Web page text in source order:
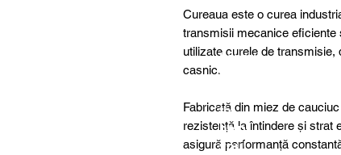
Cureaua este o curea
transmisii mecanice eficiente
utilizate curele de transmisie,
casnic.
Fabricată din miez de
rezistență la întindere și strat
asigură performanță
cts or
consu
ltancy
we are
to
help
you!